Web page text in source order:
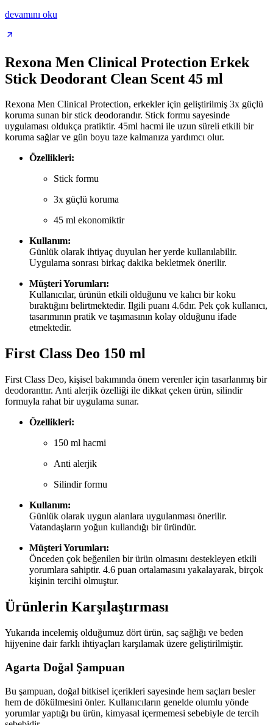
devamını oku
Rexona Men Clinical Protection Erkek
Stick Deodorant Clean Scent 45 ml
Rexona Men Clinical Protection, erkekler için geliştirilmiş 3x güçlü
koruma sunan bir stick deodorandır. Stick formu sayesinde
uygulaması oldukça pratiktir. 45ml hacmi ile uzun süreli etkili bir
koruma sağlar ve gün boyu taze kalmanıza yardımcı olur.
Özellikleri:
Stick formu
3x güçlü koruma
45 ml ekonomiktir
Kullanım:
Günlük olarak ihtiyaç duyulan her yerde kullanılabilir.
Uygulama sonrası birkaç dakika bekletmek önerilir.
Müşteri Yorumları:
Kullanıcılar, ürünün etkili olduğunu ve kalıcı bir koku
bıraktığını belirtmektedir. Ilgili puanı 4.6dır. Pek çok kullanıcı,
tasarımının pratik ve taşımasının kolay olduğunu ifade
etmektedir.
First Class Deo 150 ml
First Class Deo, kişisel bakımında önem verenler için tasarlanmış bir
deodoranttır. Anti alerjik özelliği ile dikkat çeken ürün, silindir
formuyla rahat bir uygulama sunar.
Özellikleri:
150 ml hacmi
Anti alerjik
Silindir formu
Kullanım:
Günlük olarak uygun alanlara uygulanması önerilir.
Vatandaşların yoğun kullandığı bir üründür.
Müşteri Yorumları:
Önceden çok beğenilen bir ürün olmasını destekleyen etkili
yorumlara sahiptir. 4.6 puan ortalamasını yakalayarak, birçok
kişinin tercihi olmuştur.
Ürünlerin Karşılaştırması
Yukarıda incelemiş olduğumuz dört ürün, saç sağlığı ve beden
hijyenine dair farklı ihtiyaçları karşılamak üzere geliştirilmiştir.
Agarta Doğal Şampuan
Bu şampuan, doğal bitkisel içerikleri sayesinde hem saçları besler
hem de dökülmesini önler. Kullanıcıların genelde olumlu yönde
yorumlar yaptığı bu ürün, kimyasal içermemesi sebebiyle de tercih